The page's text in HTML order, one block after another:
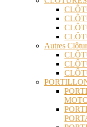
Autres